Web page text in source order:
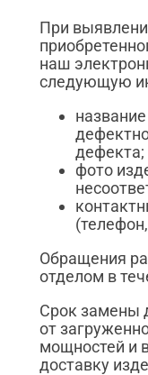
При
наш
следующую
дефекта;
фото
Обращения
отделом в
Срок замены
от
мощностей и
доставку